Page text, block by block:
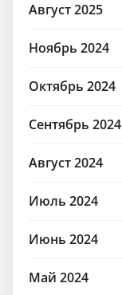
Август 2025
Ноябрь 2024
Октябрь 2024
Сентябрь 2024
Август 2024
Июль 2024
Июнь 2024
Май 2024